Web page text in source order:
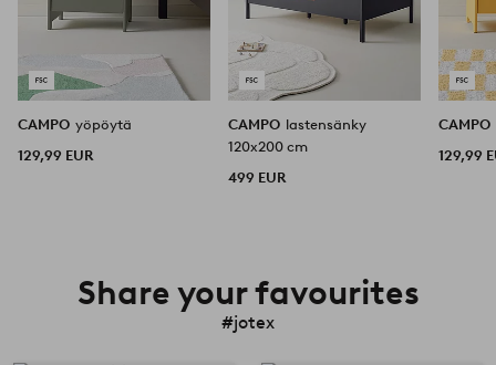
CAMPO yöpöytä
129,99 EUR
CAMPO lastensänky
120x200 cm
499 EUR
CAMPO
129,99
Share your favourites
#jotex